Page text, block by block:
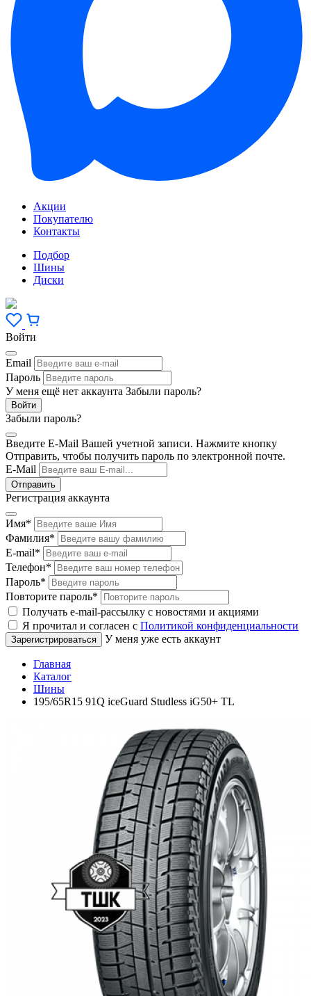
Акции
Покупателю
Контакты
Подбор
Шины
Диски
Войти
Email
Пароль
У меня ещё нет аккаунта Забыли пароль?
Забыли пароль?
Введите E-Mail Вашей учетной записи. Нажмите кнопку
Отправить, чтобы получить пароль по электронной почте.
E-Mail
Регистрация аккаунта
Имя*
Фамилия*
E-mail*
Телефон*
Пароль*
Повторите пароль*
Получать e-mail-рассылку с новостями и акциями
Я прочитал и согласен с Политикой конфиденциальности
У меня уже есть аккаунт
Главная
Каталог
Шины
195/65R15 91Q iceGuard Studless iG50+ TL